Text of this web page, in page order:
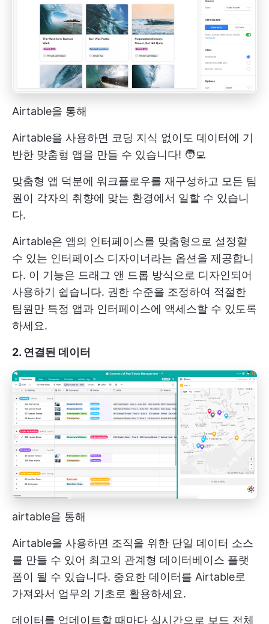
Airtable을 통해
Airtable을 사용하면 코딩 지식 없이도 데이터에 기
반한 맞춤형 앱을 만들 수 있습니다! 🧑‍💻
맞춤형 앱 덕분에 워크플로우를 재구성하고 모든 팀
원이 각자의 취향에 맞는 환경에서 일할 수 있습니
다.
Airtable은 앱의 인터페이스를 맞춤형으로 설정할
수 있는 인터페이스 디자이너라는 옵션을 제공합니
다. 이 기능은 드래그 앤 드롭 방식으로 디자인되어
사용하기 쉽습니다. 권한 수준을 조정하여 적절한
팀원만 특정 앱과 인터페이스에 액세스할 수 있도록
하세요.
2. 연결된 데이터
airtable을 통해
Airtable을 사용하면 조직을 위한 단일 데이터 소스
를 만들 수 있어 최고의 관계형 데이터베이스 플랫
폼이 될 수 있습니다. 중요한 데이터를 Airtable로
가져와서 업무의 기초로 활용하세요.
데이터를 업데이트할 때마다 실시간으로 보드 전체